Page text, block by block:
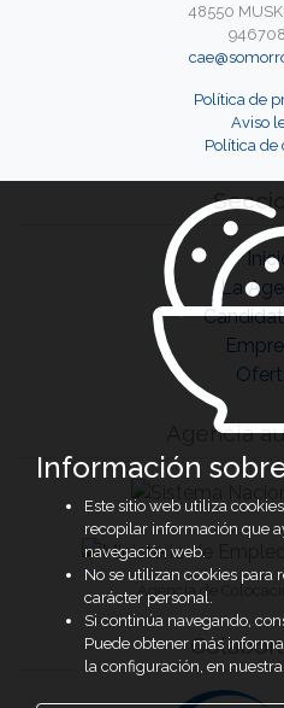
48550
Política de
Aviso
Política de
La
Agencia
Agencia de
Información
Este sitio web utiliza
recopilar información que
navegación web.
No se utilizan cookies para
carácter personal.
Si continúa navegando,
Puede obtener más
la configuración, en nuestra